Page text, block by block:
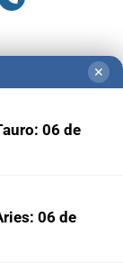
de avisos-
✕
06 de
06 de